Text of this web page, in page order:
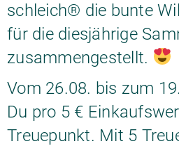
schleich® die bunte
für die diesjährige
zusammengestellt.
Vom 26.08. bis zum
Du pro 5 €
Treuepunkt. Mit 5